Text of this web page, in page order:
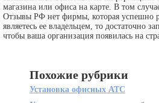
магазина или офиса на карте. В том
Отзывы РФ нет фирмы, которая успешно
являетесь ее владельцем, то достаточно
чтобы ваша организация появилась на
Похожие рубрики
Установка офисных АТС